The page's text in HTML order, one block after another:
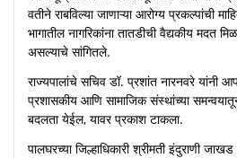
वतीने राबविल्या जाणाऱ्या आरोग्य प्रकल्पांची
भागातील नागरिकांना तातडीची वैद्यकीय मदत
असल्याचे सांगितले.
राज्यपालांचे सचिव डॉ. प्रशांत नारनवरे यांनी
प्रशासकीय आणि सामाजिक संस्थांच्या
बदलता येईल, यावर प्रकाश टाकला.
पालघरच्या जिल्हाधिकारी श्रीमती इंदुराणी